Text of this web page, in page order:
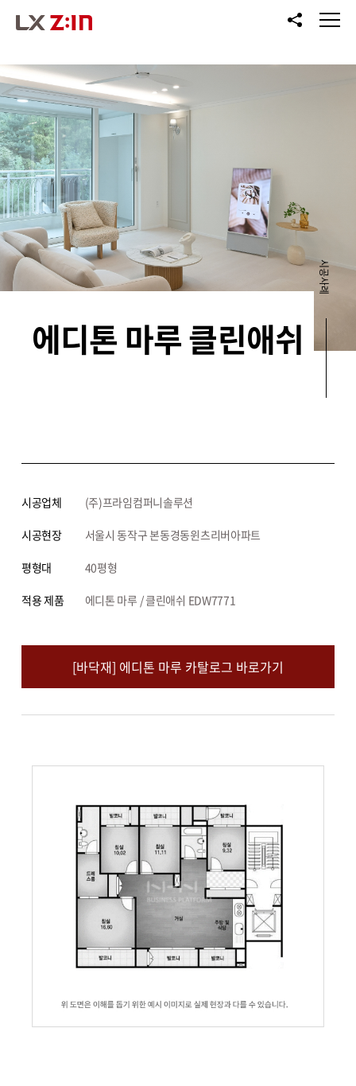
공유
메뉴
시공사례
에디톤 마루 클린애쉬
시공업체 (주)프라임컴퍼니솔루션
시공현장 서울시 동작구 본동경동윈츠리버아파트
평형대 40평형
적용 제품 에디톤 마루 / 클린애쉬 EDW7771
[바닥재] 에디톤 마루 카탈로그 바로가기